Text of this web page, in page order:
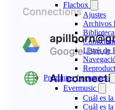
Flacbox
Ajustes
Archivos
Listas de
Preguntas frecuentes
Evermusic
Cuál es
Cuál es